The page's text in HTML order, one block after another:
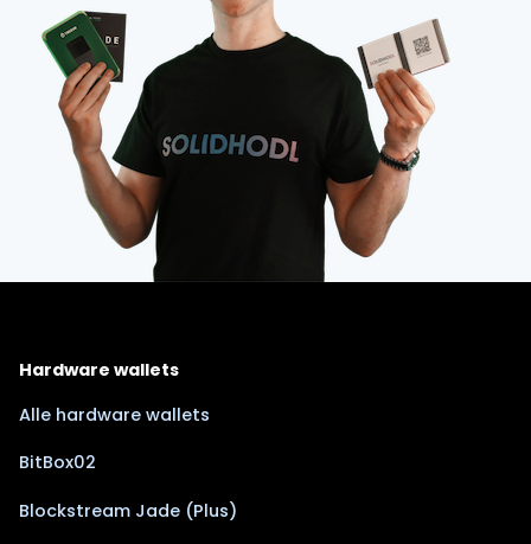
Hardware wallets
Alle hardware wallets
BitBox02
Blockstream Jade (Plus)